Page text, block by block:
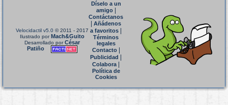
Velocidactil v5.0 © 2011 - 2017
Ilustrado porMach&Guito
Desarrollado porCésar
Patiño
Díselo a un
amigo|
Contáctanos
Añádenos
a favoritos
Términos
legales
Contacto|
Publicidad
Colabora|
Política de
Cookies